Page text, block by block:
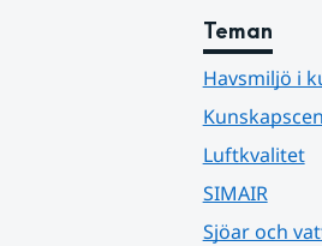
Teman
Havsmiljö i
Luftkvalitet
SIMAIR
Sjöar och